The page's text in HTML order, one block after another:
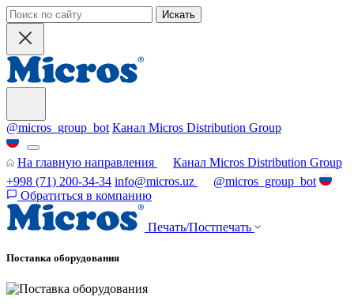
Искать
@micros_group_bot Канал Micros Distribution Group
На главную направления
Канал Micros Distribution Group
+998 (71) 200-34-34 info@micros.uz
@micros_group_bot
Обратиться в компанию
Печать/Постпечать
Поставка оборудования